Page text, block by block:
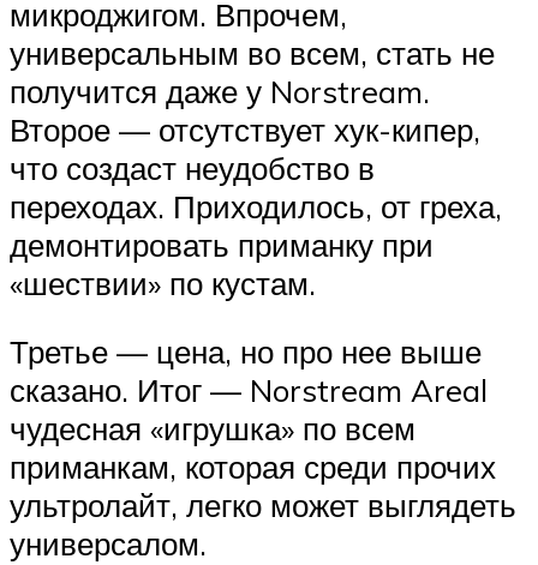
микроджигом. Впрочем,
универсальным во всем, стать не
получится даже у Norstream.
Второе — отсутствует хук-кипер,
что создаст неудобство в
переходах. Приходилось, от греха,
демонтировать приманку при
«шествии» по кустам.
Третье — цена, но про нее выше
сказано. Итог — Norstream Areal
чудесная «игрушка» по всем
приманкам, которая среди прочих
ультролайт, легко может выглядеть
универсалом.